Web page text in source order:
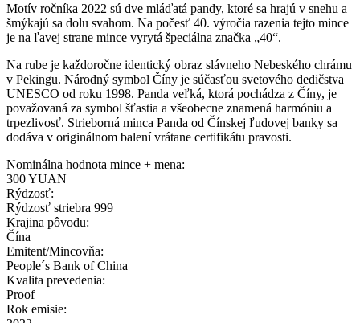
Motív ročníka 2022 sú dve mláďatá pandy, ktoré sa hrajú v snehu a
šmýkajú sa dolu svahom. Na počesť 40. výročia razenia tejto mince
je na ľavej strane mince vyrytá špeciálna značka „40“.
Na rube je každoročne identický obraz slávneho Nebeského chrámu
v Pekingu. Národný symbol Číny je súčasťou svetového dedičstva
UNESCO od roku 1998. Panda veľká, ktorá pochádza z Číny, je
považovaná za symbol šťastia a všeobecne znamená harmóniu a
trpezlivosť. Strieborná minca Panda od Čínskej ľudovej banky sa
dodáva v originálnom balení vrátane certifikátu pravosti.
Nominálna hodnota mince + mena:
300 YUAN
Rýdzosť:
Rýdzosť striebra 999
Krajina pôvodu:
Čína
Emitent/Mincovňa:
People´s Bank of China
Kvalita prevedenia:
Proof
Rok emisie: